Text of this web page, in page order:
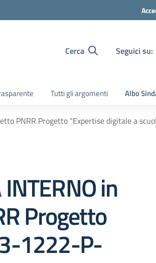
Cerca Seguici su:
Tutti gli argomenti Albo
PNRR Progetto “Expertise digitale a
in
Progetto
1222-P-